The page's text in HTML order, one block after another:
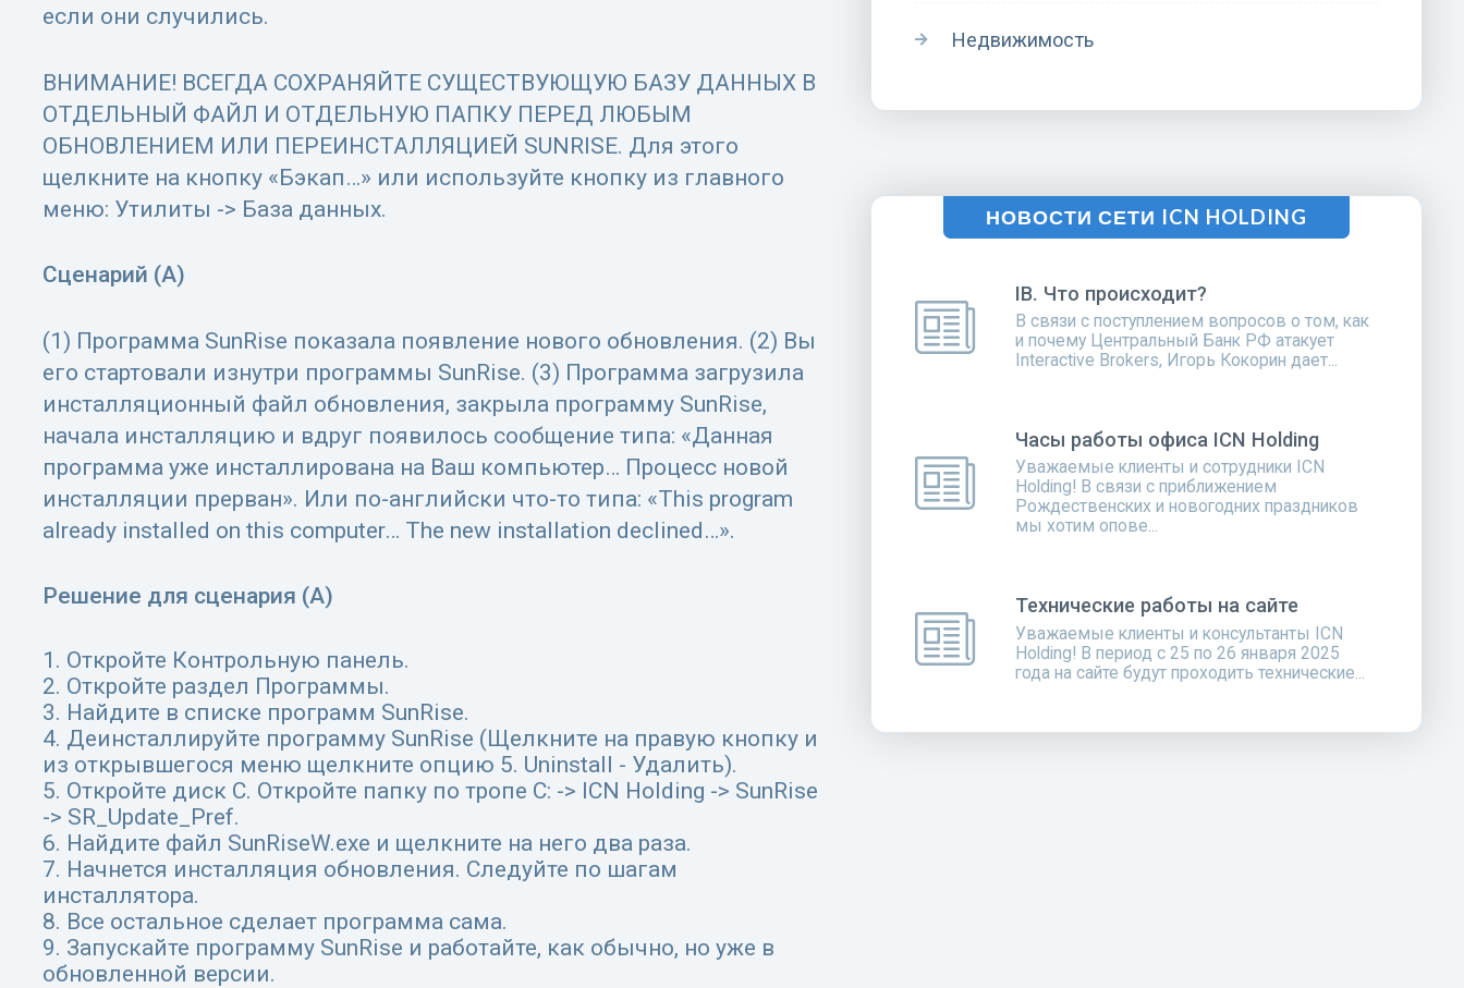
если они случились.
ВНИМАНИЕ! ВСЕГДА СОХРАНЯЙТЕ СУЩЕСТВУЮЩУЮ БАЗУ ДАННЫХ В
ОТДЕЛЬНЫЙ ФАЙЛ И ОТДЕЛЬНУЮ ПАПКУ ПЕРЕД ЛЮБЫМ
ОБНОВЛЕНИЕМ ИЛИ ПЕРЕИНСТАЛЛЯЦИЕЙ SUNRISE. Для этого
щелкните на кнопку «Бэкап…» или используйте кнопку из главного
меню: Утилиты -> База данных.
Сценарий (A)
(1) Программа SunRise показала появление нового обновления. (2) Вы
его стартовали изнутри программы SunRise. (3) Программа загрузила
инсталляционный файл обновления, закрыла программу SunRise,
начала инсталляцию и вдруг появилось сообщение типа: «Данная
программа уже инсталлирована на Ваш компьютер… Процесс новой
инсталляции прерван». Или по-английски что-то типа: «This program
already installed on this computer… The new installation declined…».
Решение для сценария (А)
1. Откройте Контрольную панель.
2. Откройте раздел Программы.
3. Найдите в списке программ SunRise.
4. Деинсталлируйте программу SunRise (Щелкните на правую кнопку и
из открывшегося меню щелкните опцию 5. Uninstall - Удалить).
5. Откройте диск С. Откройте папку по тропе С: -> ICN Holding -> SunRise
-> SR_Update_Pref.
6. Найдите файл SunRiseW.exe и щелкните на него два раза.
7. Начнется инсталляция обновления. Следуйте по шагам
инсталлятора.
8. Все остальное сделает программа сама.
9. Запускайте программу SunRise и работайте, как обычно, но уже в
обновленной версии.
Недвижимость
НОВОСТИ СЕТИ ICN HOLDING
IB. Что происходит?
В связи с поступлением вопросов о том, как
и почему Центральный Банк РФ атакует
Interactive Brokers, Игорь Кокорин дает...
Часы работы офиса ICN Holding
Уважаемые клиенты и сотрудники ICN
Holding! В связи с приближением
Рождественских и новогодних праздников
мы хотим опове...
Технические работы на сайте
Уважаемые клиенты и консультанты ICN
Holding! В период с 25 по 26 января 2025
года на сайте будут проходить технические...